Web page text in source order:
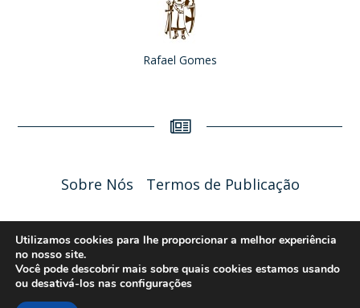
Rafael Gomes
Sobre Nós Termos de Publicação
Liceu Online 2026 - Política de Privacidade
Utilizamos cookies para lhe proporcionar a melhor experiência
no nosso site.
Você pode descobrir mais sobre quais cookies estamos usando
ou desativá-los nas configurações